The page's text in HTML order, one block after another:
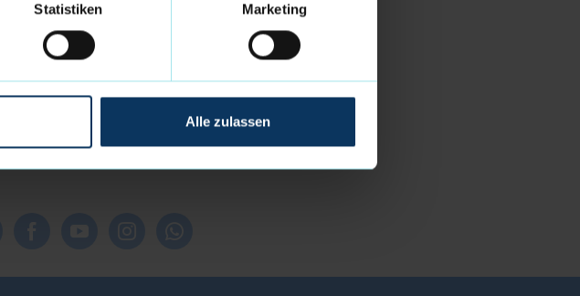
Statistiken Marketing
Alle zulassen